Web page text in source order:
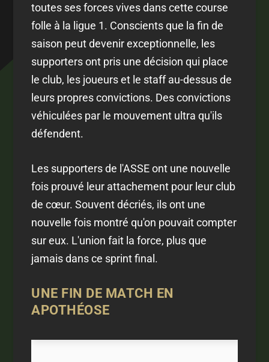
toutes ses forces vives dans cette course
folle à la ligue 1. Conscients que la fin de
saison peut devenir exceptionnelle, les
supporters ont pris une décision qui place
le club, les joueurs et le staff au-dessus de
leurs propres convictions. Des convictions
véhiculées par le mouvement ultra qu'ils
défendent.
Les supporters de l'ASSE ont une nouvelle
fois prouvé leur attachement pour leur club
de cœur. Souvent décriés, ils ont une
nouvelle fois montré qu'on pouvait compter
sur eux. L'union fait la force, plus que
jamais dans ce sprint final.
UNE FIN DE MATCH EN
APOTHÉOSE